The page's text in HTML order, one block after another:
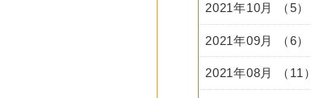
2021年10月 （5）
2021年09月 （6）
2021年08月 （11）